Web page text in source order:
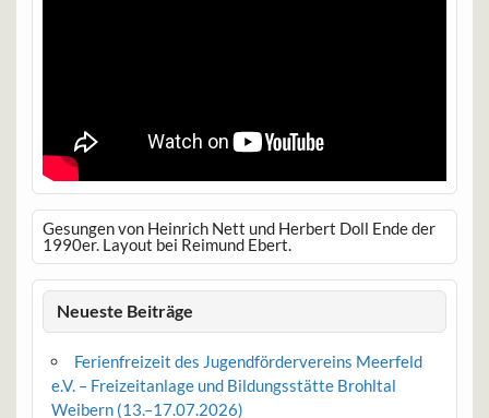
Gesungen von Heinrich Nett und Herbert Doll Ende der
1990er. Layout bei Reimund Ebert.
Neueste Beiträge
Ferienfreizeit des Jugendfördervereins Meerfeld
e.V. – Freizeitanlage und Bildungsstätte Brohltal
Weibern (13.–17.07.2026)